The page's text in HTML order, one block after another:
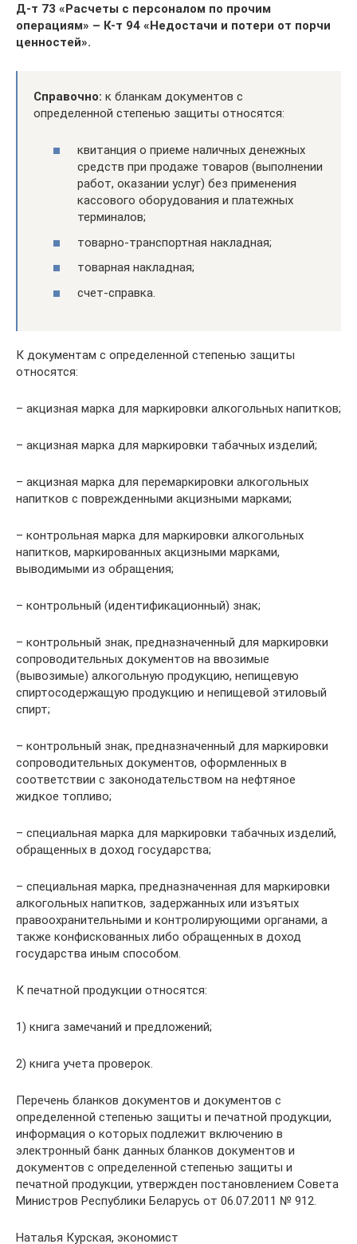
Д-т 73 «Расчеты с персоналом по прочим
операциям» – К-т 94 «Недостачи и потери от порчи
ценностей».
Справочно: к бланкам документов с
определенной степенью защиты относятся:
квитанция о приеме наличных денежных
средств при продаже товаров (выполнении
работ, оказании услуг) без применения
кассового оборудования и платежных
терминалов;
товарно-транспортная накладная;
товарная накладная;
счет-справка.
К документам с определенной степенью защиты
относятся:
– акцизная марка для маркировки алкогольных напитков;
– акцизная марка для маркировки табачных изделий;
– акцизная марка для перемаркировки алкогольных
напитков с поврежденными акцизными марками;
– контрольная марка для маркировки алкогольных
напитков, маркированных акцизными марками,
выводимыми из обращения;
– контрольный (идентификационный) знак;
– контрольный знак, предназначенный для маркировки
сопроводительных документов на ввозимые
(вывозимые) алкогольную продукцию, непищевую
спиртосодержащую продукцию и непищевой этиловый
спирт;
– контрольный знак, предназначенный для маркировки
сопроводительных документов, оформленных в
соответствии с законодательством на нефтяное
жидкое топливо;
– специальная марка для маркировки табачных изделий,
обращенных в доход государства;
– специальная марка, предназначенная для маркировки
алкогольных напитков, задержанных или изъятых
правоохранительными и контролирующими органами, а
также конфискованных либо обращенных в доход
государства иным способом.
К печатной продукции относятся:
1) книга замечаний и предложений;
2) книга учета проверок.
Перечень бланков документов и документов с
определенной степенью защиты и печатной продукции,
информация о которых подлежит включению в
электронный банк данных бланков документов и
документов с определенной степенью защиты и
печатной продукции, утвержден постановлением Совета
Министров Республики Беларусь от 06.07.2011 № 912.
Наталья Курская, экономист